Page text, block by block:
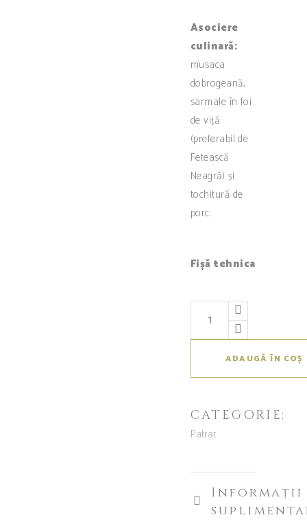
Asociere
culinară:
musaca
dobrogeană,
sarmale în foi
de viță
(preferabil de
Fetească
Neagră) și
tochitură de
porc.
Fișă tehnica
ADAUGĂ ÎN COȘ
CATEGORIE:
Patrar
Informații